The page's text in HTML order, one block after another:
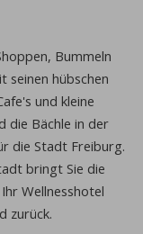
Bummeln
seinen hübschen
und kleine
die Bächle in der
die Stadt Freiburg.
bringt Sie die
Wellnesshotel
zurück.